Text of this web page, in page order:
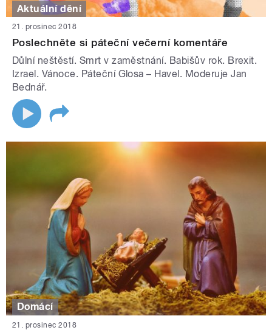
Aktuální dění
21. prosinec 2018
Poslechněte si páteční večerní komentáře
Důlní neštěstí. Smrt v zaměstnání. Babišův rok. Brexit.
Izrael. Vánoce. Páteční Glosa – Havel. Moderuje Jan
Bednář.
Domácí
21. prosinec 2018